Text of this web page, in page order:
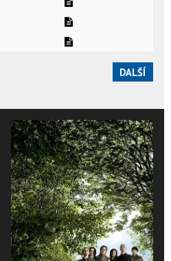
DALŠÍ